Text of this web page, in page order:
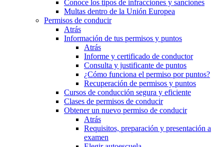
Conoce los tipos de infracciones y sanciones
Multas dentro de la Unión Europea
Permisos de conducir
Atrás
Información de tus permisos y puntos
Atrás
Informe y certificado de conductor
Consulta y justificante de puntos
¿Cómo funciona el permiso por puntos?
Recuperación de permisos y puntos
Cursos de conducción segura y eficiente
Clases de permisos de conducir
Obtener un nuevo permiso de conducir
Atrás
Requisitos, preparación y presentación a
examen